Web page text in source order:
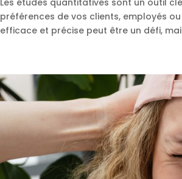
préférences de vos clients, employés
efficace et précise peut être un défi,